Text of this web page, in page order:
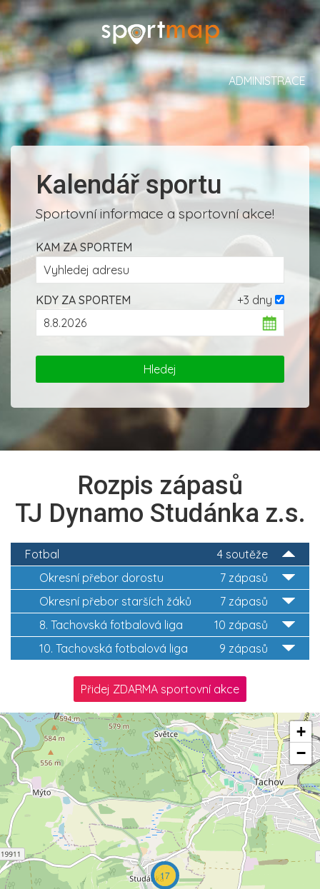
ADMINISTRACE
Kalendář sportu
Sportovní informace a sportovní akce!
KAM ZA SPORTEM
+3 dny
KDY ZA SPORTEM
Rozpis zápasů
TJ Dynamo Studánka z.s.
4 soutěže
Fotbal
7 zápasů
Okresní přebor dorostu
7 zápasů
Okresní přebor starších žáků
10 zápasů
8. Tachovská fotbalová liga
9 zápasů
10. Tachovská fotbalová liga
Přidej ZDARMA sportovní akce
17
+
−